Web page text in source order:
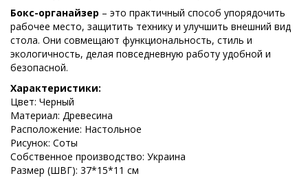
Бокс-органайзер – это практичный способ упорядочить
рабочее место, защитить технику и улучшить внешний вид
стола. Они совмещают функциональность, стиль и
экологичность, делая повседневную работу удобной и
безопасной.
Характеристики:
Цвет: Черный
Материал: Древесина
Расположение: Настольное
Рисунок: Соты
Собственное производство: Украина
Размер (ШВГ): 37*15*11 см